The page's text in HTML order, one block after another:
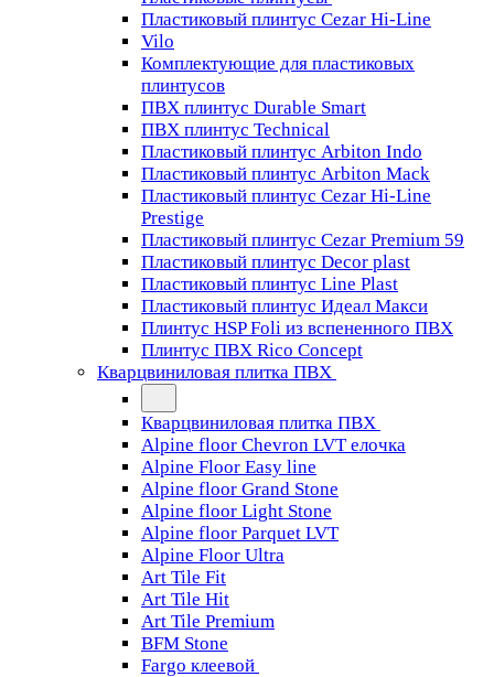
Пластиковый плинтус Cezar Hi-Line
Vilo
Комплектующие для пластиковых
плинтусов
ПВХ плинтус Durable Smart
ПВХ плинтус Technical
Пластиковый плинтус Arbiton Indo
Пластиковый плинтус Arbiton Mack
Пластиковый плинтус Cezar Hi-Line
Prestige
Пластиковый плинтус Cezar Premium 59
Пластиковый плинтус Decor plast
Пластиковый плинтус Line Plast
Пластиковый плинтус Идеал Макси
Плинтус HSP Foli из вспененного ПВХ
Плинтус ПВХ Rico Concept
Кварцвиниловая плитка ПВХ
Кварцвиниловая плитка ПВХ
Alpine floor Chevron LVT елочка
Alpine Floor Easy line
Alpine floor Grand Stone
Alpine floor Light Stone
Alpine floor Parquet LVT
Alpine Floor Ultra
Art Tile Fit
Art Tile Hit
Art Tile Premium
BFM Stone
Fargo клеевой